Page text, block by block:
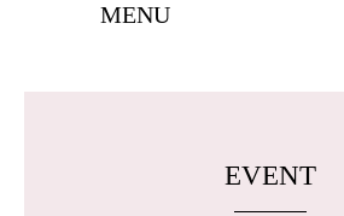
MENU
EVENT